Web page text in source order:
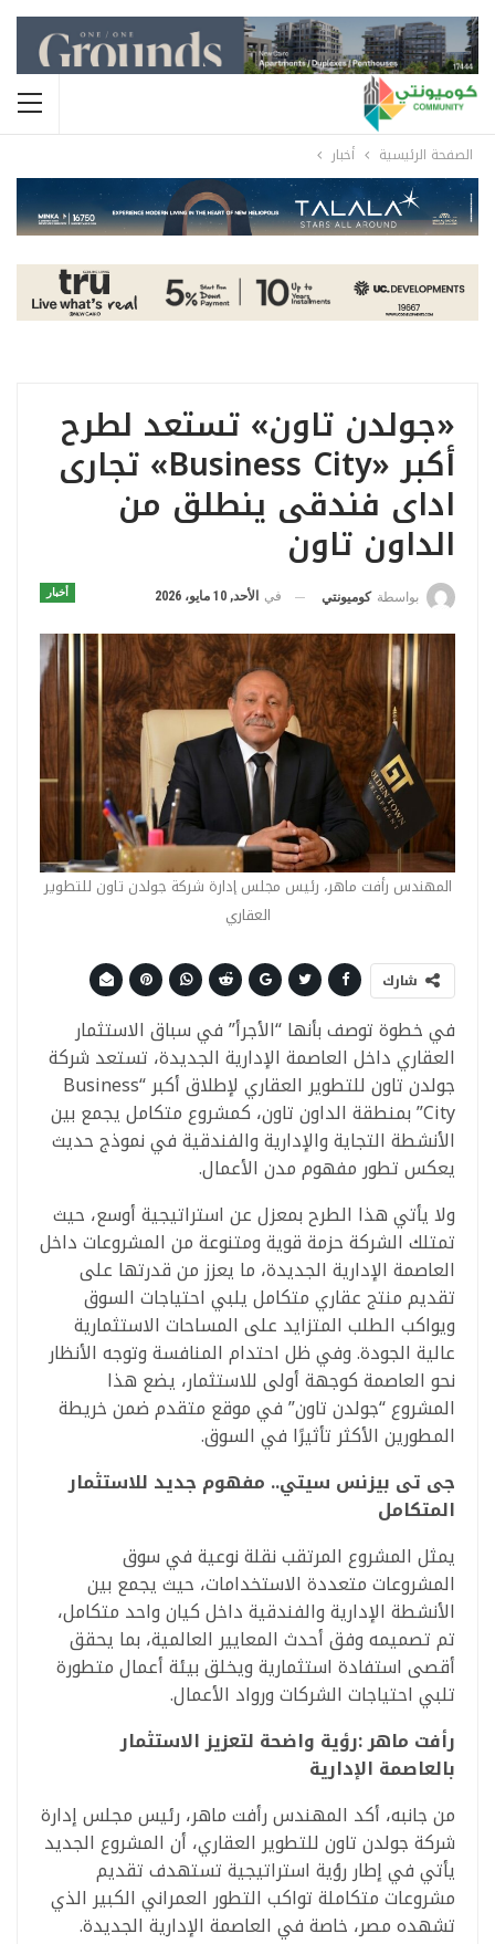
الصفحة الرئيسية أخبار
«جولدن تاون» تستعد لطرح
أكبر «Business City» تجارى
اداى فندقى ينطلق من
الداون تاون
أخبار بواسطة كوميونتي في الأحد, 10 مايو، 2026
المهندس رأفت ماهر، رئيس مجلس إدارة شركة جولدن تاون للتطوير
العقاري
شارك
في خطوة توصف بأنها “الأجرأ” في سباق الاستثمار
العقاري داخل العاصمة الإدارية الجديدة، تستعد شركة
جولدن تاون للتطوير العقاري لإطلاق أكبر “Business
City” بمنطقة الداون تاون، كمشروع متكامل يجمع بين
الأنشطة التجاية والإدارية والفندقية في نموذج حديث
يعكس تطور مفهوم مدن الأعمال.
ولا يأتي هذا الطرح بمعزل عن استراتيجية أوسع، حيث
تمتلك الشركة حزمة قوية ومتنوعة من المشروعات داخل
العاصمة الإدارية الجديدة، ما يعزز من قدرتها على
تقديم منتج عقاري متكامل يلبي احتياجات السوق
ويواكب الطلب المتزايد على المساحات الاستثمارية
عالية الجودة. وفي ظل احتدام المنافسة وتوجه الأنظار
نحو العاصمة كوجهة أولى للاستثمار، يضع هذا
المشروع “جولدن تاون” في موقع متقدم ضمن خريطة
المطورين الأكثر تأثيرًا في السوق.
جى تى بيزنس سيتي.. مفهوم جديد للاستثمار
المتكامل
يمثل المشروع المرتقب نقلة نوعية في سوق
المشروعات متعددة الاستخدامات، حيث يجمع بين
الأنشطة الإدارية والفندقية داخل كيان واحد متكامل،
تم تصميمه وفق أحدث المعايير العالمية، بما يحقق
أقصى استفادة استثمارية ويخلق بيئة أعمال متطورة
تلبي احتياجات الشركات ورواد الأعمال.
رأفت ماهر :رؤية واضحة لتعزيز الاستثمار
بالعاصمة الإدارية
من جانبه، أكد المهندس رأفت ماهر، رئيس مجلس إدارة
شركة جولدن تاون للتطوير العقاري، أن المشروع الجديد
يأتي في إطار رؤية استراتيجية تستهدف تقديم
مشروعات متكاملة تواكب التطور العمراني الكبير الذي
تشهده مصر، خاصة في العاصمة الإدارية الجديدة.